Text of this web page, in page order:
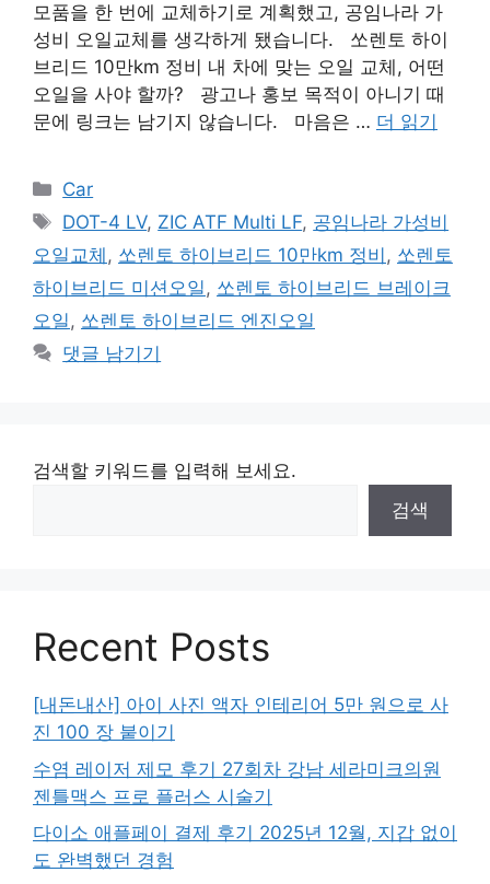
모품을 한 번에 교체하기로 계획했고, 공임나라 가
성비 오일교체를 생각하게 됐습니다. 쏘렌토 하이
브리드 10만km 정비 내 차에 맞는 오일 교체, 어떤
오일을 사야 할까? 광고나 홍보 목적이 아니기 때
문에 링크는 남기지 않습니다. 마음은 … 더 읽기
카
테
리
Car
태
그
DOT-4 LV, ZIC ATF Multi LF, 공임나라 가성비
오일교체 , 쏘렌토 하이브리드 10만km 정비 , 쏘렌토
하이브리드 미션오일, 쏘렌토 하이브리드 브레이크
오일, 쏘렌토 하이브리드 엔진오일
댓글 남기기
검색할 키워드를 입력해 보세요.
검색
Recent Posts
[내돈내산] 아이 사진 액자 인테리어 5만 원으로 사
진 100 장 붙이기
수염 레이저 제모 후기 27회차 강남 세라미크의원
젠틀맥스 프로 플러스 시술기
다이소 애플페이 결제 후기 2025년 12월, 지갑 없이
도 완벽했던 경험